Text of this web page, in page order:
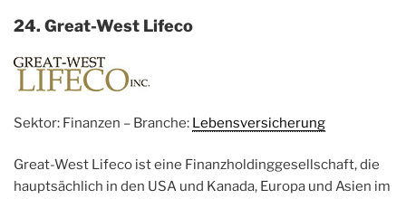
24. Great-West Lifeco
Sektor: Finanzen – Branche: Lebensversicherung
Great-West Lifeco ist eine Finanzholdinggesellschaft, die
hauptsächlich in den USA und Kanada, Europa und Asien im